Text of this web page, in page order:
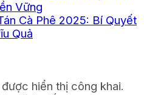
Vững
Cà Phê 2025: Bí Quyết
Quả
hiển thị công khai.